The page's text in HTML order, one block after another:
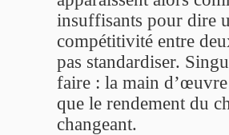
insuffisants pour dire
compétitivité entre
pas standardiser.
faire : la main d’œuvre
que le rendement du
changeant.